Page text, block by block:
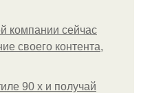
компании сейчас
своего контента,
90 х и получай